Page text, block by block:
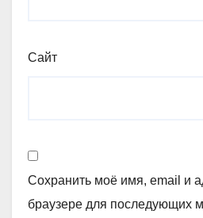
Сайт
Сохранить моё имя, email и
браузере для последующих